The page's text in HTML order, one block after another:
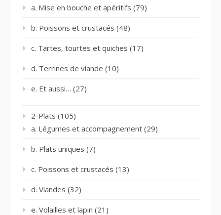
a. Mise en bouche et apéritifs (79)
b. Poissons et crustacés (48)
c. Tartes, tourtes et quiches (17)
d. Terrines de viande (10)
e. Et aussi… (27)
2-Plats (105)
a. Légumes et accompagnement (29)
b. Plats uniques (7)
c. Poissons et crustacés (13)
d. Viandes (32)
e. Volailles et lapin (21)